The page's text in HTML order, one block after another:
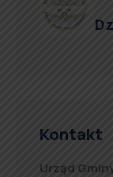
Kontakt
Urząd